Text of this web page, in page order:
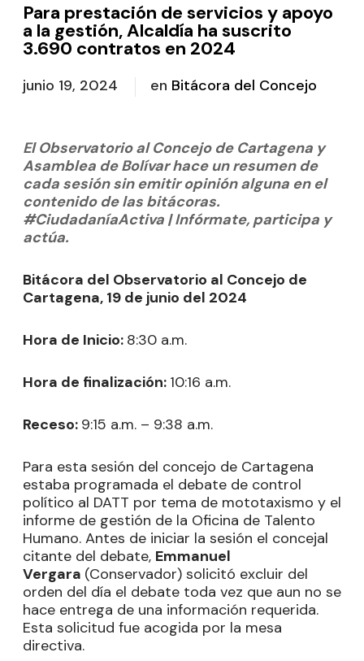
Para prestación de servicios y apoyo
a la gestión, Alcaldía ha suscrito
3.690 contratos en 2024
junio 19, 2024 en Bitácora del Concejo
El Observatorio al Concejo de Cartagena y
Asamblea de Bolívar hace un resumen de
cada sesión sin emitir opinión alguna en el
contenido de las bitácoras.
#CiudadaníaActiva | Infórmate, participa y
actúa.
Bitácora del Observatorio al Concejo de
Cartagena, 19 de junio del 2024
Hora de Inicio: 8:30 a.m.
Hora de finalización: 10:16 a.m.
Receso: 9:15 a.m. – 9:38 a.m.
Para esta sesión del concejo de Cartagena
estaba programada el debate de control
político al DATT por tema de mototaxismo y el
informe de gestión de la Oficina de Talento
Humano. Antes de iniciar la sesión el concejal
citante del debate, Emmanuel
Vergara (Conservador) solicitó excluir del
orden del día el debate toda vez que aun no se
hace entrega de una información requerida.
Esta solicitud fue acogida por la mesa
directiva.